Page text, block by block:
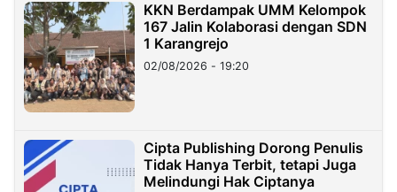
KKN Berdampak UMM Kelompok
167 Jalin Kolaborasi dengan SDN
1 Karangrejo
02/08/2026 - 19:20
Cipta Publishing Dorong Penulis
Tidak Hanya Terbit, tetapi Juga
Melindungi Hak Ciptanya